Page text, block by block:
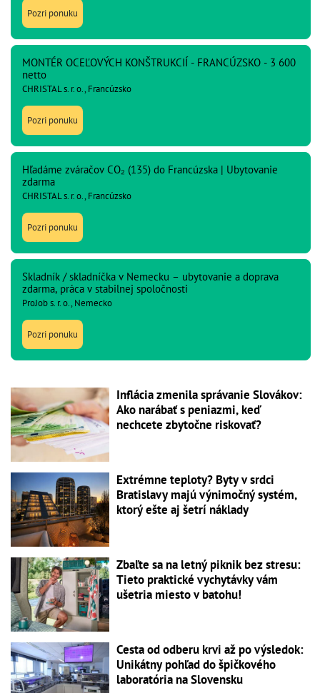
Pozri ponuku
MONTÉR OCEĽOVÝCH KONŠTRUKCIÍ - FRANCÚZSKO - 3 600
netto
CHRISTAL s. r. o., Francúzsko
Pozri ponuku
Hľadáme zváračov CO₂ (135) do Francúzska | Ubytovanie
zdarma
CHRISTAL s. r. o., Francúzsko
Pozri ponuku
Skladník / skladníčka v Nemecku – ubytovanie a doprava
zdarma, práca v stabilnej spoločnosti
ProJob s. r. o., Nemecko
Pozri ponuku
Inflácia zmenila správanie Slovákov:
Ako narábať s peniazmi, keď
nechcete zbytočne riskovať?
Extrémne teploty? Byty v srdci
Bratislavy majú výnimočný systém,
ktorý ešte aj šetrí náklady
Zbaľte sa na letný piknik bez stresu:
Tieto praktické vychytávky vám
ušetria miesto v batohu!
Cesta od odberu krvi až po výsledok:
Unikátny pohľad do špičkového
laboratória na Slovensku